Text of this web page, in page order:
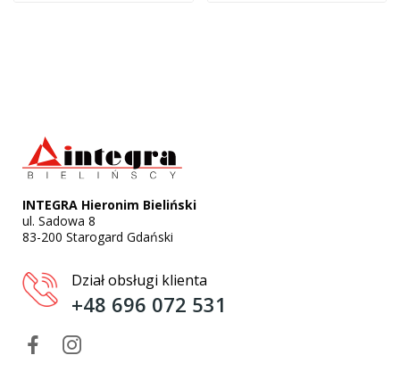
INTEGRA Hieronim Bieliński
ul. Sadowa 8
83-200 Starogard Gdański
Dział obsługi klienta
+48 696 072 531